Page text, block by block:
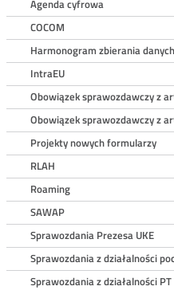
Agenda cyfrowa
COCOM
Harmonogram zbierania danych
IntraEU
Obowiązek sprawozdawczy z
Obowiązek sprawozdawczy z
Projekty nowych formularzy
RLAH
Roaming
SAWAP
Sprawozdania Prezesa UKE
Sprawozdania z działalności
Sprawozdania z działalności PT